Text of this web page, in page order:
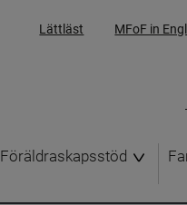
Lättläst MFoF in
Föräldraskapsstöd